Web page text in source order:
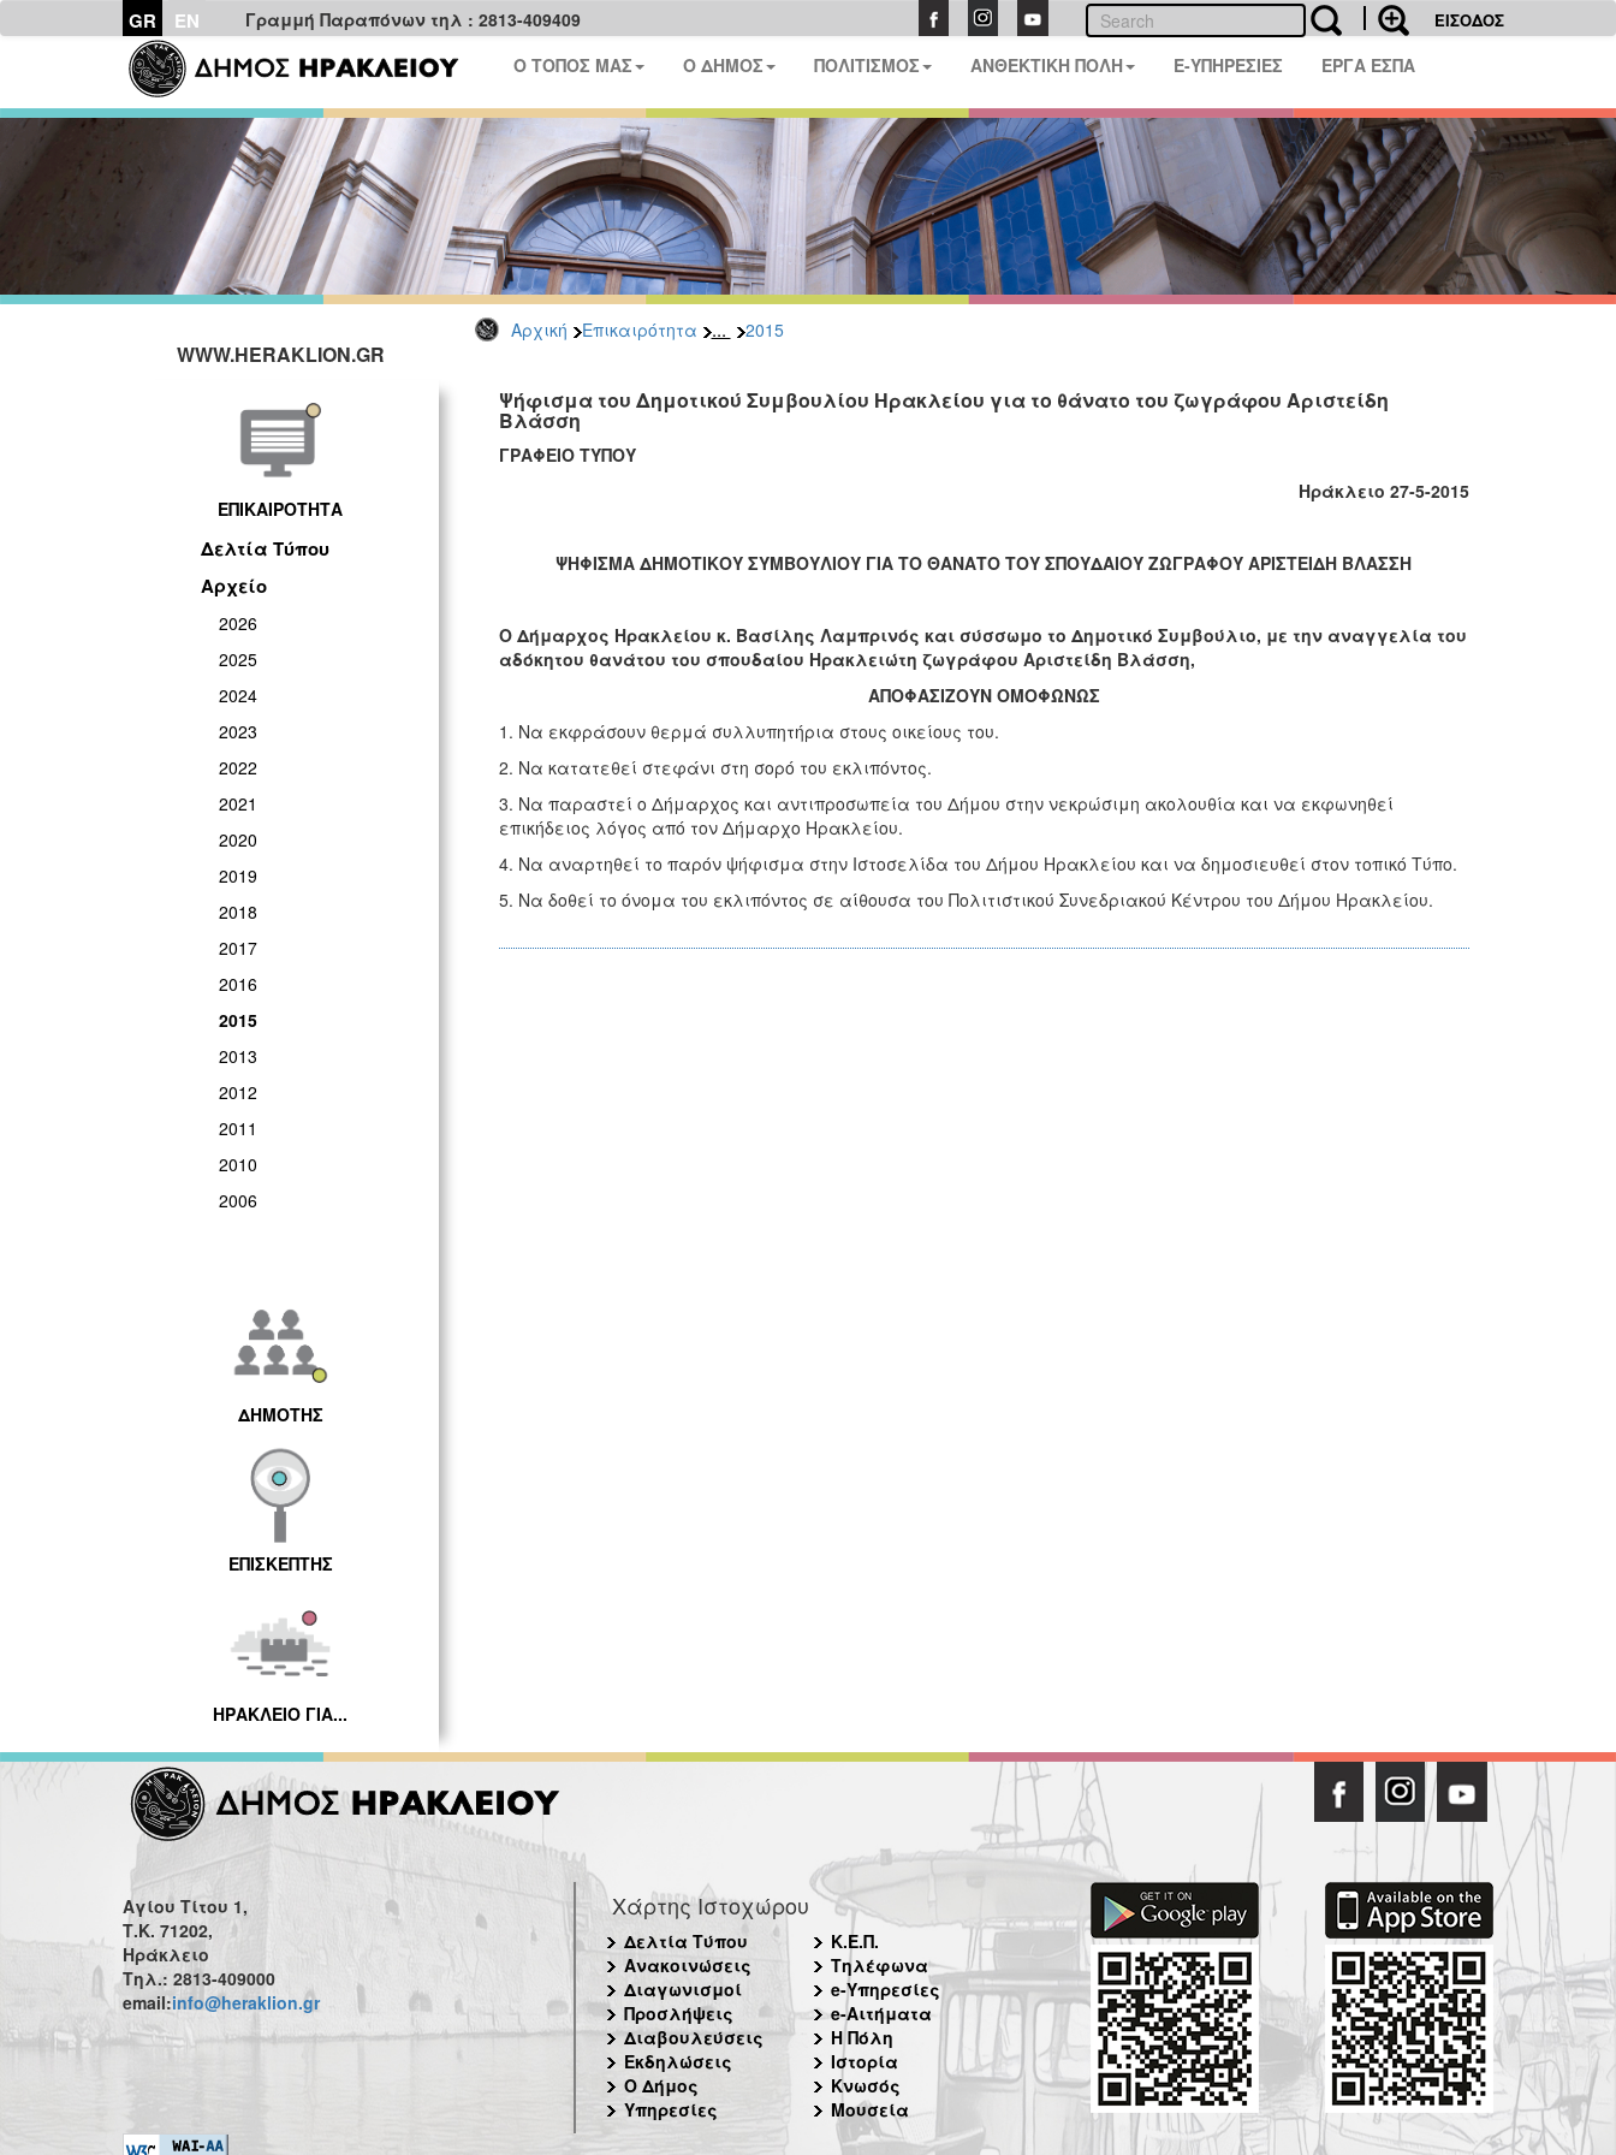
GR EN Γραμμή Παραπόνων τηλ : 2813-409409 ΕΙΣΟΔΟΣ
Ο ΤΟΠΟΣ ΜΑΣ Ο ΔΗΜΟΣ ΠΟΛΙΤΙΣΜΟΣ ΑΝΘΕΚΤΙΚΗ ΠΟΛΗ E-ΥΠΗΡΕΣΙΕΣ ΕΡΓΑ ΕΣΠΑ
Αρχική Επικαιρότητα ... 2015
WWW.HERAKLION.GR
ΕΠΙΚΑΙΡΟΤΗΤΑ
Δελτία Τύπου
Αρχείο
2026
2025
2024
2023
2022
2021
2020
2019
2018
2017
2016
2015
2013
2012
2011
2010
2006
ΔΗΜΟΤΗΣ
ΕΠΙΣΚΕΠΤΗΣ
ΗΡΑΚΛΕΙΟ ΓΙΑ...
Ψήφισμα του Δημοτικού Συμβουλίου Ηρακλείου για το θάνατο του ζωγράφου Αριστείδη
Βλάσση
ΓΡΑΦΕΙΟ ΤΥΠΟΥ
Ηράκλειο 27-5-2015
ΨΗΦΙΣΜΑ ΔΗΜΟΤΙΚΟΥ ΣΥΜΒΟΥΛΙΟΥ ΓΙΑ ΤΟ ΘΑΝΑΤΟ ΤΟΥ ΣΠΟΥΔΑΙΟΥ ΖΩΓΡΑΦΟΥ ΑΡΙΣΤΕΙΔΗ ΒΛΑΣΣΗ
Ο Δήμαρχος Ηρακλείου κ. Βασίλης Λαμπρινός και σύσσωμο το Δημοτικό Συμβούλιο, με την αναγγελία του
αδόκητου θανάτου του σπουδαίου Ηρακλειώτη ζωγράφου Αριστείδη Βλάσση,
ΑΠΟΦΑΣΙΖΟΥΝ ΟΜΟΦΩΝΩΣ
1. Να εκφράσουν θερμά συλλυπητήρια στους οικείους του.
2. Να κατατεθεί στεφάνι στη σορό του εκλιπόντος.
3. Να παραστεί ο Δήμαρχος και αντιπροσωπεία του Δήμου στην νεκρώσιμη ακολουθία και να εκφωνηθεί
επικήδειος λόγος από τον Δήμαρχο Ηρακλείου.
4. Να αναρτηθεί το παρόν ψήφισμα στην Ιστοσελίδα του Δήμου Ηρακλείου και να δημοσιευθεί στον τοπικό Τύπο.
5. Να δοθεί το όνομα του εκλιπόντος σε αίθουσα του Πολιτιστικού Συνεδριακού Κέντρου του Δήμου Ηρακλείου.
Αγίου Τίτου 1,
Τ.Κ. 71202,
Ηράκλειο
Τηλ.: 2813-409000
email:info@heraklion.gr
Χάρτης Ιστοχώρου
Δελτία Τύπου
Ανακοινώσεις
Διαγωνισμοί
Προσλήψεις
Διαβουλεύσεις
Εκδηλώσεις
Ο Δήμος
Υπηρεσίες
Κ.Ε.Π.
Τηλέφωνα
e-Υπηρεσίες
e-Αιτήματα
Η Πόλη
Ιστορία
Κνωσός
Μουσεία